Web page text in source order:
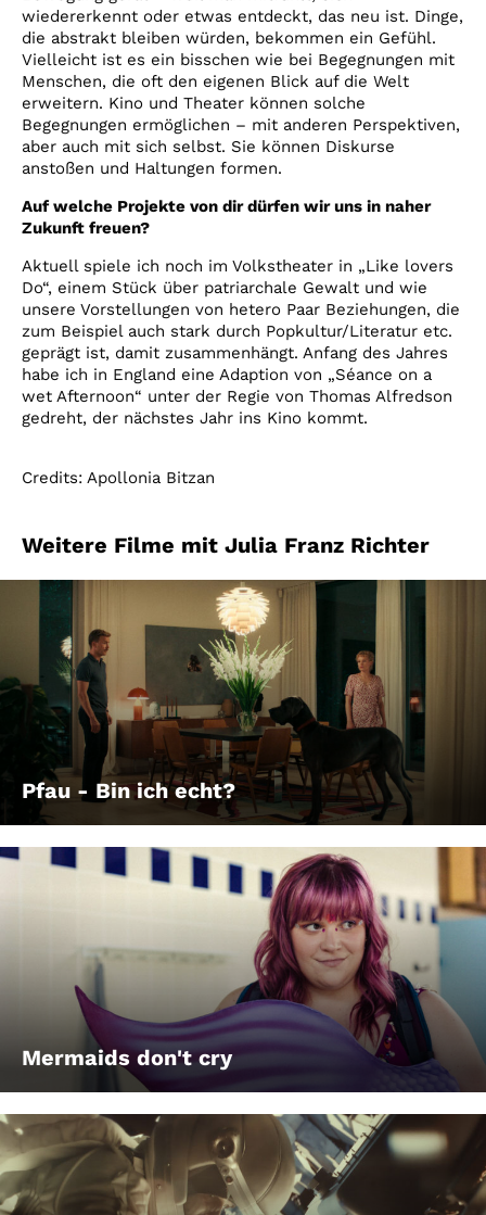
wiedererkennt oder etwas entdeckt, das neu ist. Dinge,
die abstrakt bleiben würden, bekommen ein Gefühl.
Vielleicht ist es ein bisschen wie bei Begegnungen mit
Menschen, die oft den eigenen Blick auf die Welt
erweitern. Kino und Theater können solche
Begegnungen ermöglichen – mit anderen Perspektiven,
aber auch mit sich selbst. Sie können Diskurse
anstoßen und Haltungen formen.
Auf welche Projekte von dir dürfen wir uns in naher
Zukunft freuen?
Aktuell spiele ich noch im Volkstheater in „Like lovers
Do“, einem Stück über patriarchale Gewalt und wie
unsere Vorstellungen von hetero Paar Beziehungen, die
zum Beispiel auch stark durch Popkultur/Literatur etc.
geprägt ist, damit zusammenhängt. Anfang des Jahres
habe ich in England eine Adaption von „Séance on a
wet Afternoon“ unter der Regie von Thomas Alfredson
gedreht, der nächstes Jahr ins Kino kommt.
Credits: Apollonia Bitzan
Weitere Filme mit Julia Franz Richter
Pfau - Bin ich echt?
Mermaids don't cry